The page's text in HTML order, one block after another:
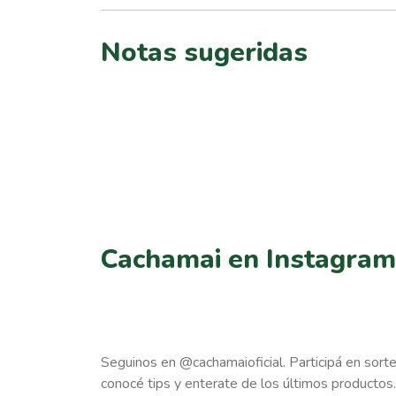
Notas sugeridas
Cachamai en Instagram
Seguinos en @cachamaioficial. Participá en
conocé tips y enterate de los últimos productos.